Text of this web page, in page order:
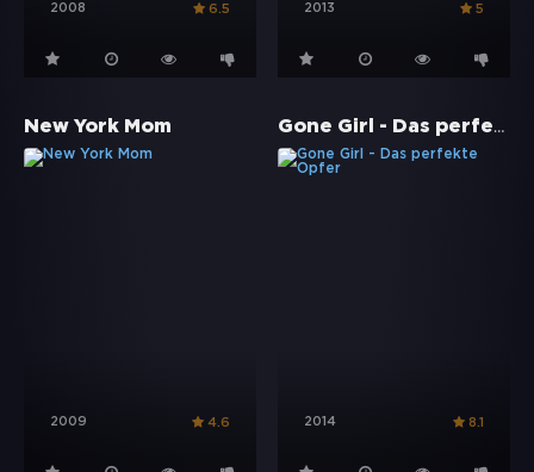
2008 6.5 2013 5
New York Mom
2009 4.6
Gone Girl - Das perfekte Opfer
2014 8.1